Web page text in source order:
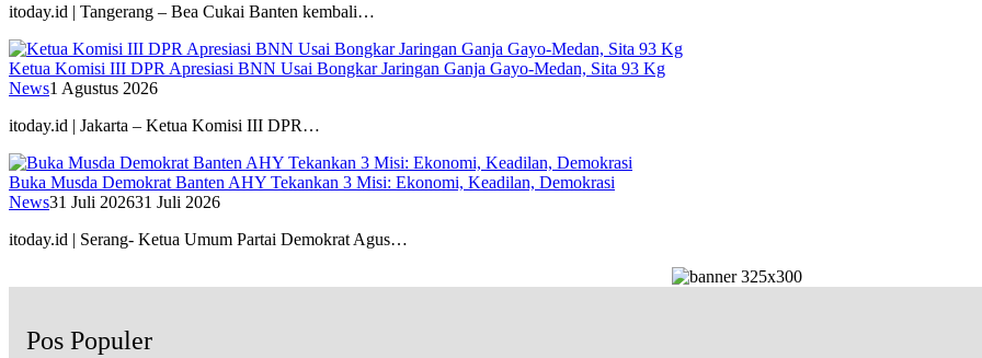
itoday.id | Tangerang – Bea Cukai Banten kembali…
Ketua Komisi III DPR Apresiasi BNN Usai Bongkar Jaringan Ganja Gayo-Medan, Sita 93 Kg
News1 Agustus 2026
itoday.id | Jakarta – Ketua Komisi III DPR…
Buka Musda Demokrat Banten AHY Tekankan 3 Misi: Ekonomi, Keadilan, Demokrasi
News31 Juli 202631 Juli 2026
itoday.id | Serang- Ketua Umum Partai Demokrat Agus…
Pos Populer